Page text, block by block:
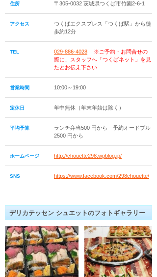
住所 〒305-0032 茨城県つくば市竹園2-6-1
アクセス
つくばエクスプレス「つくば駅」から徒
歩約12分
TEL 029-886-4028
※ご予約・お問合せの
際に、スタッフへ「つくばネット」を見
たとお伝え下さい
営業時間 10:00～19:00
定休日 年中無休（年末年始は除く）
平均予算
ランチ弁当500 円から 予約オードブル
2500 円から
ホームページ http://chouette298.wpblog.jp/
SNS https://www.facebook.com/298chouette/
デリカテッセン シュエットのフォトギャラリー